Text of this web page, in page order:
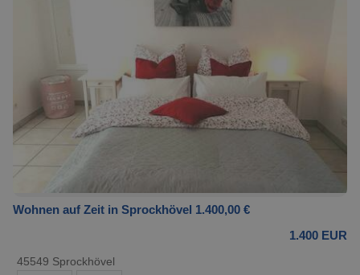
Wohnen auf Zeit in Sprockhövel 1.400,00 €
1.400 EUR
45549 Sprockhövel